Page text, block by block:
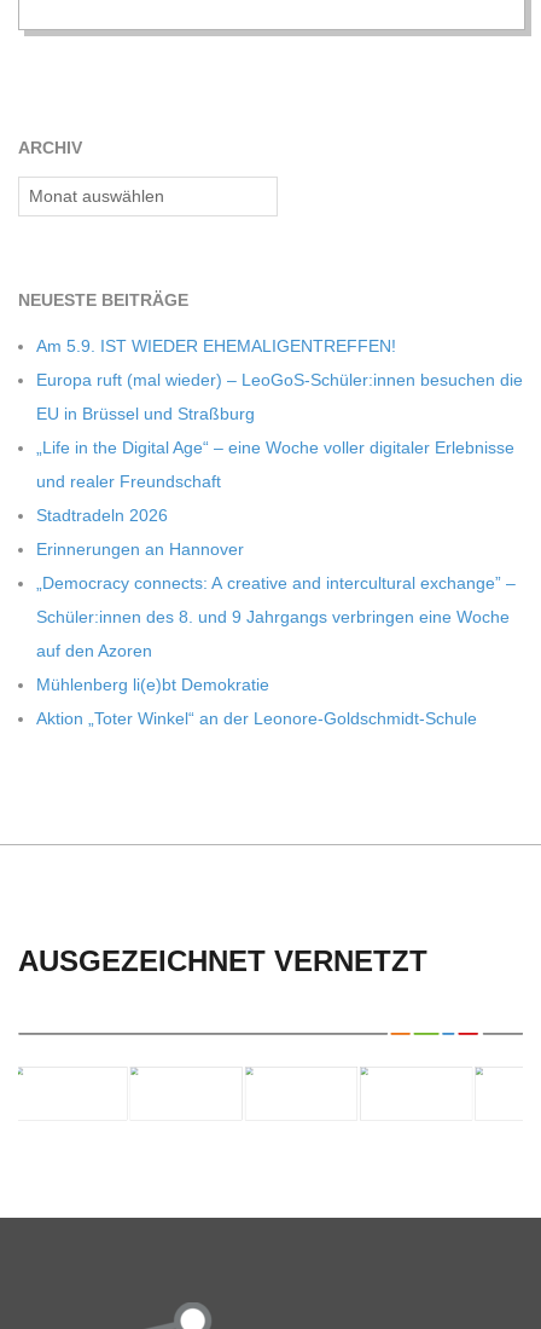
ARCHIV
Archiv
NEU­ESTE BEITRÄGE
Am 5.9. IST WIEDER EHEMALIGENTREFFEN!
Europa ruft (mal wie­der) – LeoGoS-Schüler:innen besu­chen die
EU in Brüs­sel und Straßburg
„Life in the Digi­tal Age“ – eine Woche vol­ler digi­ta­ler Erleb­nisse
und rea­ler Freundschaft
Stadt­ra­deln 2026
Erin­ne­run­gen an Hannover
„Demo­cracy con­nects: A crea­tive and inter­cul­tu­ral exch­ange” –
Schüler:innen des 8. und 9 Jahr­gangs ver­brin­gen eine Woche
auf den Azoren
Müh­len­berg li(e)bt Demokratie
Aktion „Toter Win­kel“ an der Leonore-Goldschmidt-Schule
AUSGEZEICHNET VERNETZT